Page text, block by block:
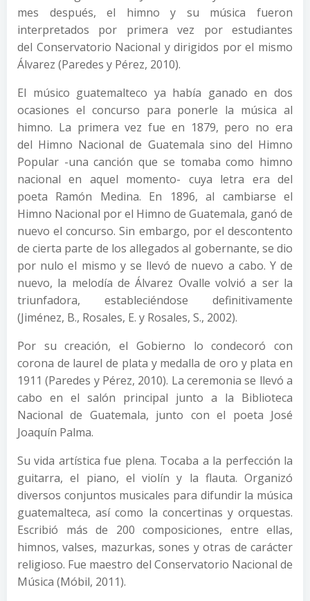
mes después, el himno y su música fueron
interpretados por primera vez por estudiantes
del Conservatorio Nacional y dirigidos por el mismo
Álvarez (Paredes y Pérez, 2010).
El músico guatemalteco ya había ganado en dos
ocasiones el concurso para ponerle la música al
himno. La primera vez fue en 1879, pero no era
del Himno Nacional de Guatemala sino del Himno
Popular -una canción que se tomaba como himno
nacional en aquel momento- cuya letra era del
poeta Ramón Medina. En 1896, al cambiarse el
Himno Nacional por el Himno de Guatemala, ganó de
nuevo el concurso. Sin embargo, por el descontento
de cierta parte de los allegados al gobernante, se dio
por nulo el mismo y se llevó de nuevo a cabo. Y de
nuevo, la melodía de Álvarez Ovalle volvió a ser la
triunfadora, estableciéndose definitivamente
(Jiménez, B., Rosales, E. y Rosales, S., 2002).
Por su creación, el Gobierno lo condecoró con
corona de laurel de plata y medalla de oro y plata en
1911 (Paredes y Pérez, 2010). La ceremonia se llevó a
cabo en el salón principal junto a la Biblioteca
Nacional de Guatemala, junto con el poeta José
Joaquín Palma.
Su vida artística fue plena. Tocaba a la perfección la
guitarra, el piano, el violín y la flauta. Organizó
diversos conjuntos musicales para difundir la música
guatemalteca, así como la concertinas y orquestas.
Escribió más de 200 composiciones, entre ellas,
himnos, valses, mazurkas, sones y otras de carácter
religioso. Fue maestro del Conservatorio Nacional de
Música (Móbil, 2011).